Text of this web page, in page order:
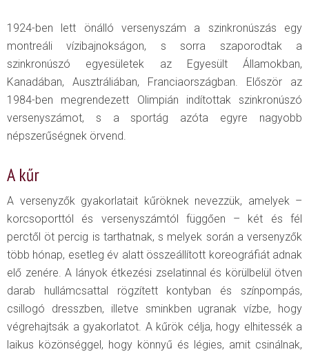
1924-ben lett önálló versenyszám a szinkronúszás egy
montreáli vízibajnokságon, s sorra szaporodtak a
szinkronúszó egyesületek az Egyesült Államokban,
Kanadában, Ausztráliában, Franciaországban. Először az
1984-ben megrendezett Olimpián indítottak szinkronúszó
versenyszámot, s a sportág azóta egyre nagyobb
népszerűségnek örvend.
A kűr
A versenyzők gyakorlatait kűröknek nevezzük, amelyek –
korcsoporttól és versenyszámtól függően – két és fél
perctől öt percig is tarthatnak, s melyek során a versenyzők
több hónap, esetleg év alatt összeállított koreográfiát adnak
elő zenére. A lányok étkezési zselatinnal és körülbelül ötven
darab hullámcsattal rögzített kontyban és színpompás,
csillogó dresszben, illetve sminkben ugranak vízbe, hogy
végrehajtsák a gyakorlatot. A kűrök célja, hogy elhitessék a
laikus közönséggel, hogy könnyű és légies, amit csinálnak,